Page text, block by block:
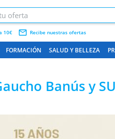
10€ mail_outline Recibe nuestras ofertas
FORMACIÓN SALUD Y BELLEZA
Banús y